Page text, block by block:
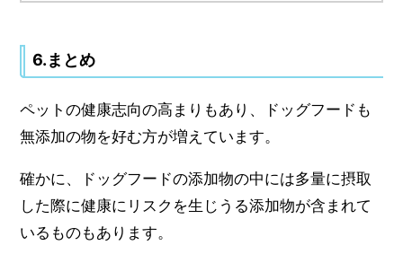
6.まとめ
ペットの健康志向の高まりもあり、ドッグフードも
無添加の物を好む方が増えています。
確かに、ドッグフードの添加物の中には多量に摂取
した際に健康にリスクを生じうる添加物が含まれて
いるものもあります。